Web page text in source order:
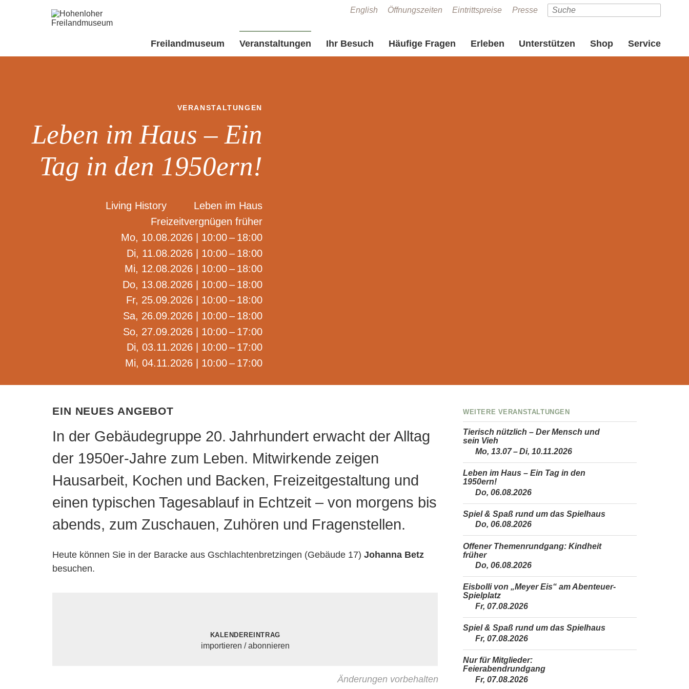
English Öffnungszeiten Eintrittspreise Presse
Freilandmuseum Veranstaltungen Ihr Besuch Häufige Fragen Erleben Unterstützen Shop Service
VERANSTALTUNGEN
Leben im Haus – Ein
Tag in den 1950ern!
Living History
Leben im Haus
Freizeitvergnügen früher
Mo, 10.08.2026 | 10:00 – 18:00
Di, 11.08.2026 | 10:00 – 18:00
Mi, 12.08.2026 | 10:00 – 18:00
Do, 13.08.2026 | 10:00 – 18:00
Fr, 25.09.2026 | 10:00 – 18:00
Sa, 26.09.2026 | 10:00 – 18:00
So, 27.09.2026 | 10:00 – 17:00
Di, 03.11.2026 | 10:00 – 17:00
Mi, 04.11.2026 | 10:00 – 17:00
Ein neues Angebot
In der Gebäudegruppe 20. Jahrhundert erwacht der Alltag
der 1950er-Jahre zum Leben. Mitwirkende zeigen
Hausarbeit, Kochen und Backen, Freizeitgestaltung und
einen typischen Tagesablauf in Echtzeit – von morgens bis
abends, zum Zuschauen, Zuhören und Fragenstellen.
Heute können Sie in der Baracke aus Gschlachtenbretzingen (Gebäude 17) Johanna Betz
besuchen.
Kalendereintrag
importieren / abonnieren
Änderungen vorbehalten
Weitere Veranstaltungen
Tierisch nützlich – Der Mensch und
sein Vieh
Mo, 13.07 – Di, 10.11.2026
Leben im Haus – Ein Tag in den
1950ern!
Do, 06.08.2026
Spiel & Spaß rund um das Spielhaus
Do, 06.08.2026
Offener Themenrundgang: Kindheit
früher
Do, 06.08.2026
Eisbolli von „Meyer Eis“ am Abenteuer-
Spielplatz
Fr, 07.08.2026
Spiel & Spaß rund um das Spielhaus
Fr, 07.08.2026
Nur für Mitglieder:
Feierabendrundgang
Fr, 07.08.2026